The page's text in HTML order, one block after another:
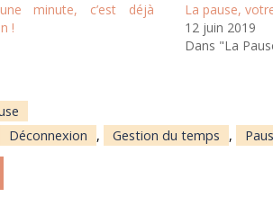
minute, c’est déjà
!
La pause,
12 juin 2019
Dans "La
Déconnexion , Gestion du temps ,